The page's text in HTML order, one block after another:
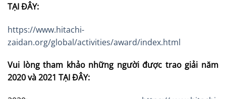
TẠI ĐÂY:
https://www.hitachi-
zaidan.org/global/activities/award/index.html
Vui lòng tham khảo những người được trao giải năm
2020 và 2021 TẠI ĐÂY: